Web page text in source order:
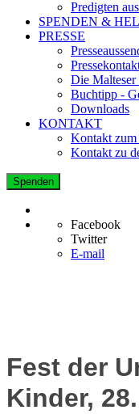
Predigten
SPENDEN &
PRESSE
Die
Buchtipp -
Downloads
KONTAKT
Kontakt
Kontakt zu
Spenden
Facebook
Twitter
E-mail
Fest der
Kinder,